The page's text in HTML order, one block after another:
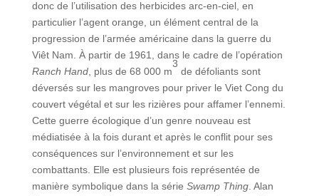
donc de l’utilisation des herbicides arc-en-ciel, en
particulier l’agent orange, un élément central de la
progression de l’armée américaine dans la guerre du
Viêt Nam. À partir de 1961, dans le cadre de l’opération
Ranch Hand, plus de 68 000 m
3
de défoliants sont
déversés sur les mangroves pour priver le Viet Cong du
couvert végétal et sur les rizières pour affamer l’ennemi.
Cette guerre écologique d’un genre nouveau est
médiatisée à la fois durant et après le conflit pour ses
conséquences sur l’environnement et sur les
combattants. Elle est plusieurs fois représentée de
manière symbolique dans la série Swamp Thing. Alan